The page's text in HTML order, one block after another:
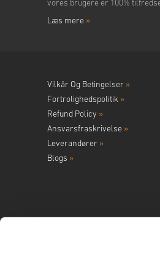
vores brugere er 100%
Læs mere »
Vilkår Og Betingelser »
Fortrolighedspolitik »
Refund Policy »
Ansvarsfraskrivelse »
Leverandører »
Blogs »